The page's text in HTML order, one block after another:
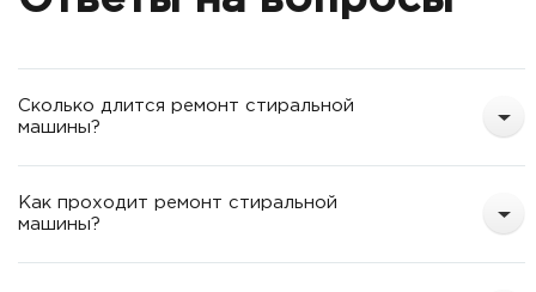
Сколько длится ремонт стиральной
машины?
Как проходит ремонт стиральной
машины?